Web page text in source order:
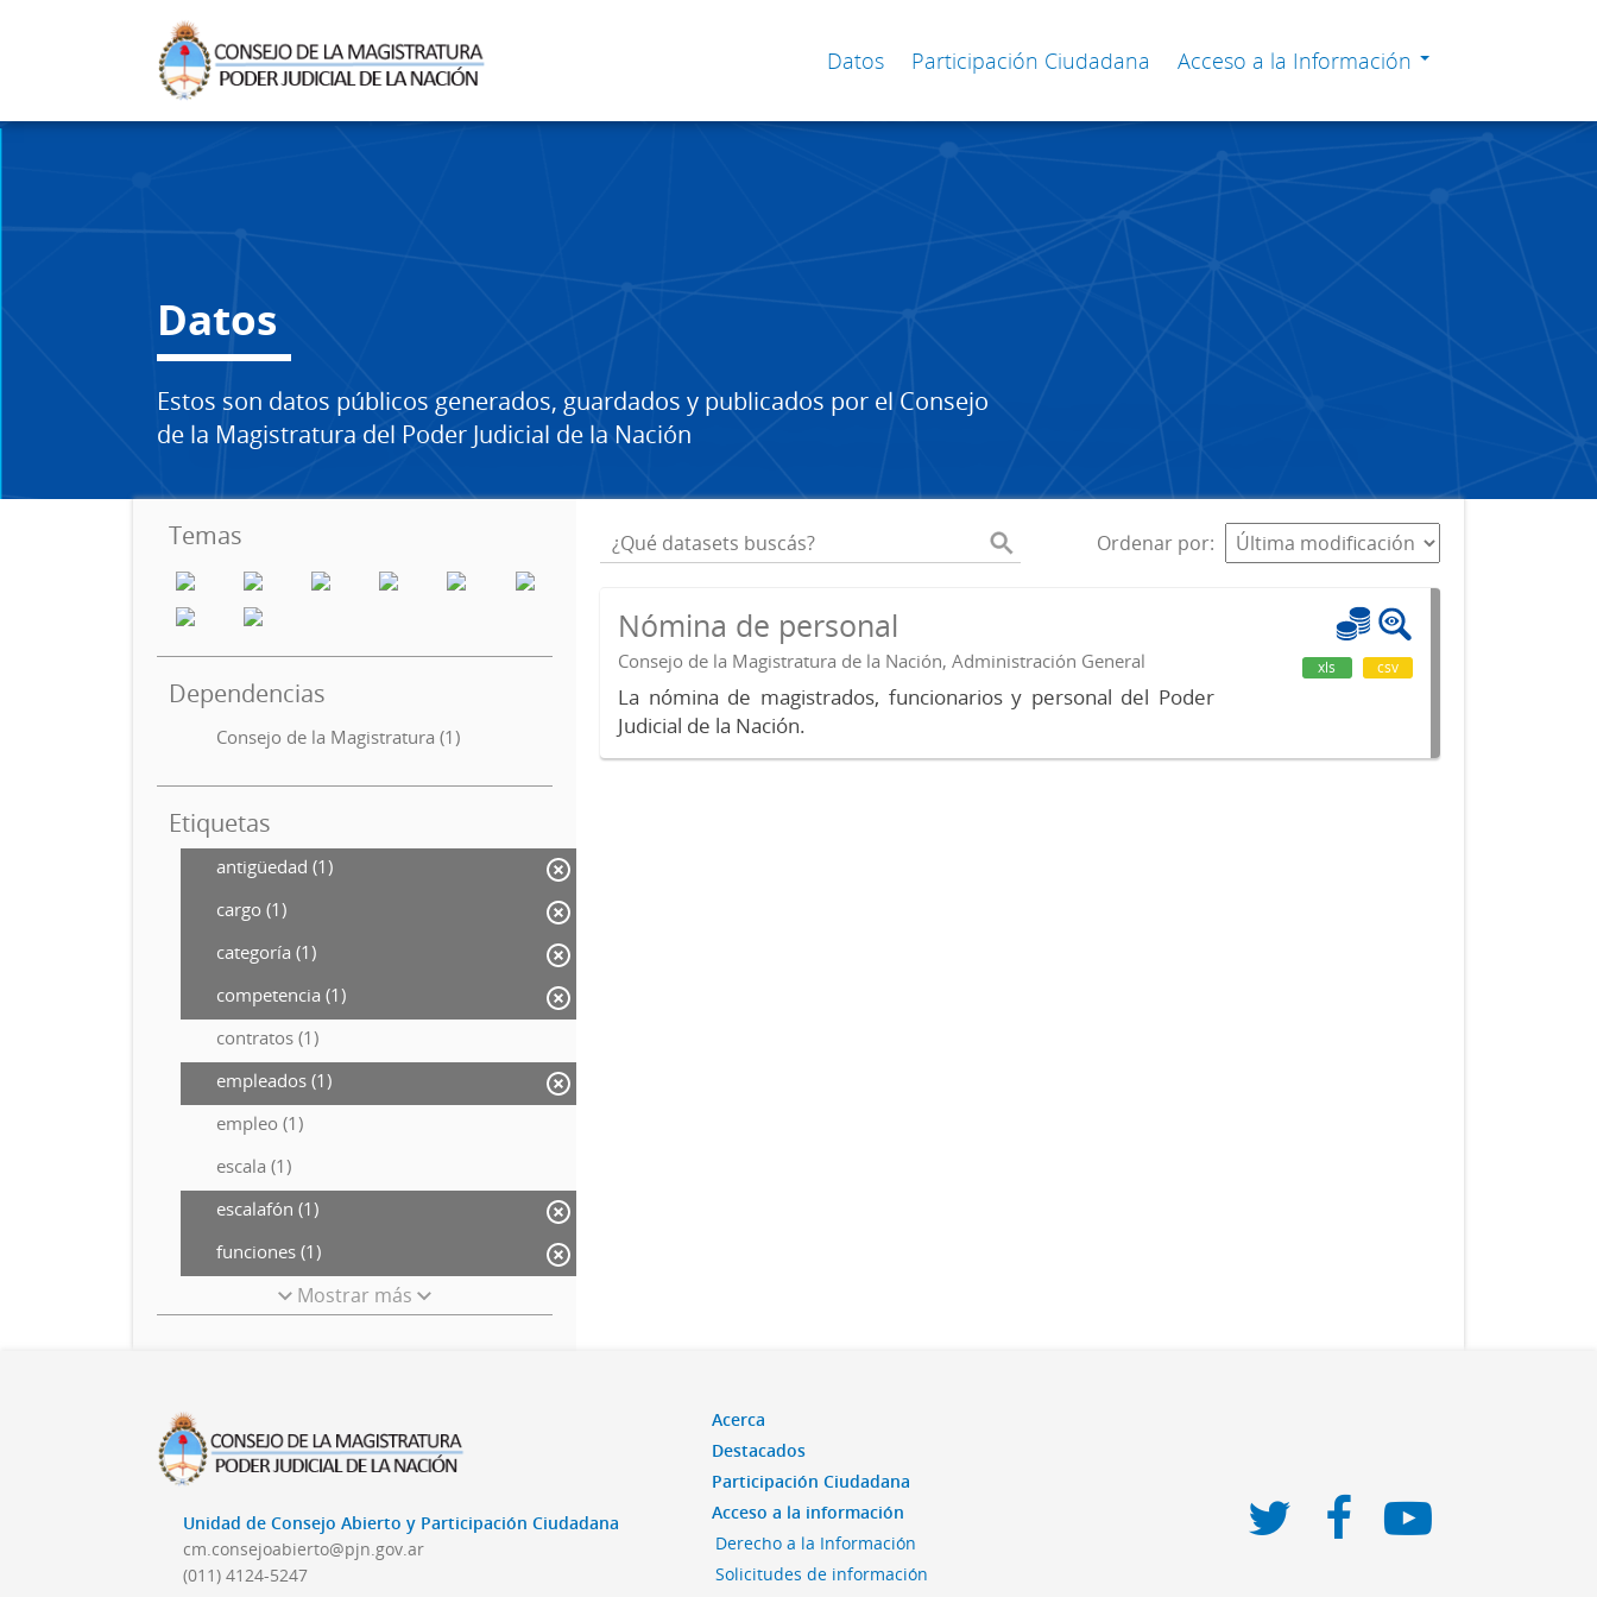
Datos Participación Ciudadana Acceso a la Información
Datos
Estos son datos públicos generados, guardados y publicados por el Consejo
de la Magistratura del Poder Judicial de la Nación
Temas
Dependencias
Consejo de la Magistratura (1)
Etiquetas
antigüedad (1)
cargo (1)
categoría (1)
competencia (1)
contratos (1)
empleados (1)
empleo (1)
escala (1)
escalafón (1)
funciones (1)
Mostrar más
Ordenar por
Nómina de personal
Consejo de la Magistratura de la Nación, Administración General
La nómina de magistrados, funcionarios y personal del Poder
Judicial de la Nación.
xls csv
Unidad de Consejo Abierto y Participación Ciudadana
cm.consejoabierto@pjn.gov.ar
(011) 4124-5247
Acerca
Destacados
Participación Ciudadana
Acceso a la información
Derecho a la Información
Solicitudes de información